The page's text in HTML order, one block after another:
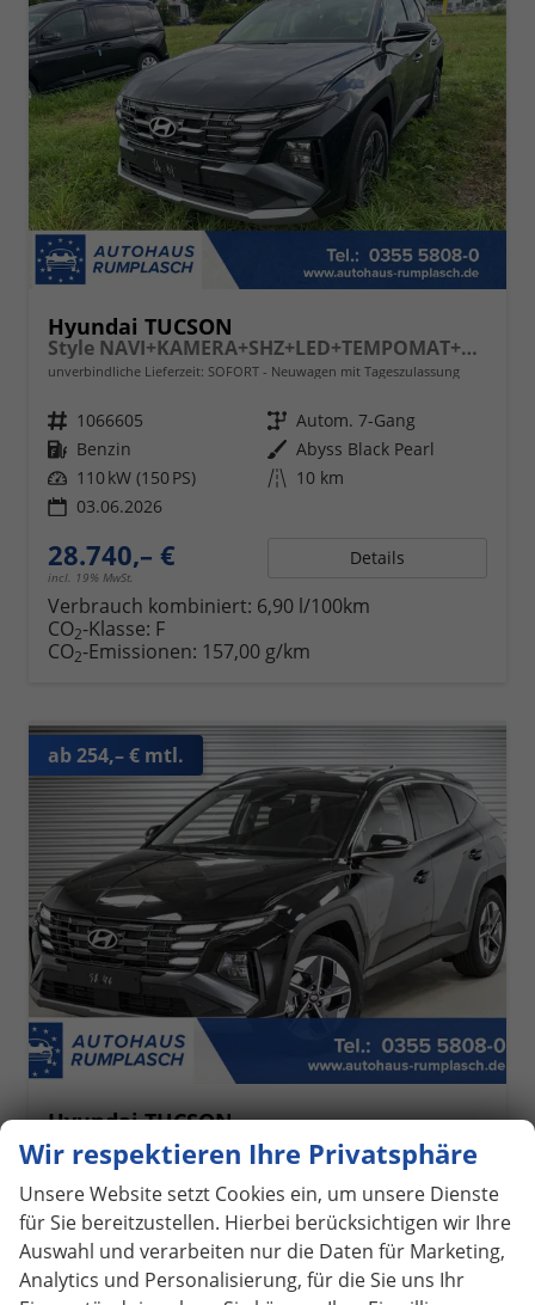
Hyundai TUCSON
Style NAVI+KAMERA+SHZ+LED+TEMPOMAT+17" ALU+PDC
unverbindliche Lieferzeit: SOFORT Neuwagen mit Tageszulassung
Fahrzeugnr. 1066605 Getriebe Autom. 7-Gang
Kraftstoff Benzin Außenfarbe Abyss Black Pearl
Leistung 110 kW (150 PS) Kilometerstand 10 km
03.06.2026
28.740,– €
incl. 19% MwSt.
Details
Verbrauch kombiniert: 6,90 l/100km
CO2-Klasse: F
CO2-Emissionen: 157,00 g/km
ab 254,– € mtl.
Hyundai TUCSON
1,6 T-GDi DCT 2wd Style - LAGER
unverbindliche Lieferzeit: 20.08.2026 Fahrzeug mit Tageszulassung
Fahrzeugnr. 1067968 Getriebe Automatik
Kraftstoff Benzin Außenfarbe
Abyss Black Pearl Metallic ()
Leistung 110 kW (150 PS) Kilometerstand 20 km
Wir respektieren Ihre Privatsphäre
Unsere Website setzt Cookies ein, um unsere Dienste
für Sie bereitzustellen. Hierbei berücksichtigen wir Ihre
Auswahl und verarbeiten nur die Daten für Marketing,
Analytics und Personalisierung, für die Sie uns Ihr